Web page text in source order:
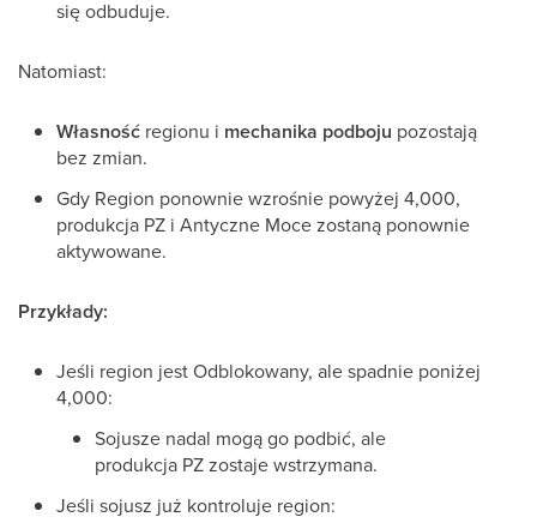
się odbuduje.
Natomiast:
Własność regionu i mechanika podboju pozostają
bez zmian.
Gdy Region ponownie wzrośnie powyżej 4,000,
produkcja PZ i Antyczne Moce zostaną ponownie
aktywowane.
Przykłady:
Jeśli region jest Odblokowany, ale spadnie poniżej
4,000:
Sojusze nadal mogą go podbić, ale
produkcja PZ zostaje wstrzymana.
Jeśli sojusz już kontroluje region: